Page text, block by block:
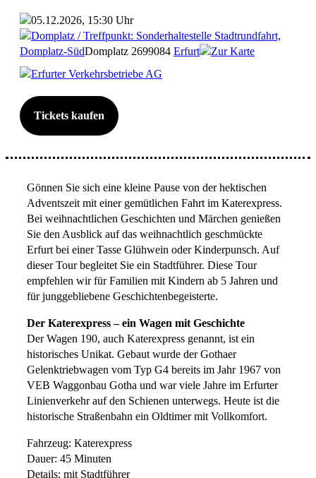
05.12.2026, 15:30 Uhr
Domplatz / Treffpunkt: Sonderhaltestelle Stadtrundfahrt,
Domplatz-SüdDomplatz 2699084 Erfurt
Zur Karte
Erfurter Verkehrsbetriebe AG
Tickets kaufen
Gönnen Sie sich eine kleine Pause von der hektischen
Adventszeit mit einer gemütlichen Fahrt im Katerexpress.
Bei weihnachtlichen Geschichten und Märchen genießen
Sie den Ausblick auf das weihnachtlich geschmückte
Erfurt bei einer Tasse Glühwein oder Kinderpunsch. Auf
dieser Tour begleitet Sie ein Stadtführer. Diese Tour
empfehlen wir für Familien mit Kindern ab 5 Jahren und
für junggebliebene Geschichtenbegeisterte.
Der Katerexpress – ein Wagen mit Geschichte
Der Wagen 190, auch Katerexpress genannt, ist ein
historisches Unikat. Gebaut wurde der Gothaer
Gelenktriebwagen vom Typ G4 bereits im Jahr 1967 von
VEB Waggonbau Gotha und war viele Jahre im Erfurter
Linienverkehr auf den Schienen unterwegs. Heute ist die
historische Straßenbahn ein Oldtimer mit Vollkomfort.
Fahrzeug: Katerexpress
Dauer: 45 Minuten
Details: mit Stadtführer